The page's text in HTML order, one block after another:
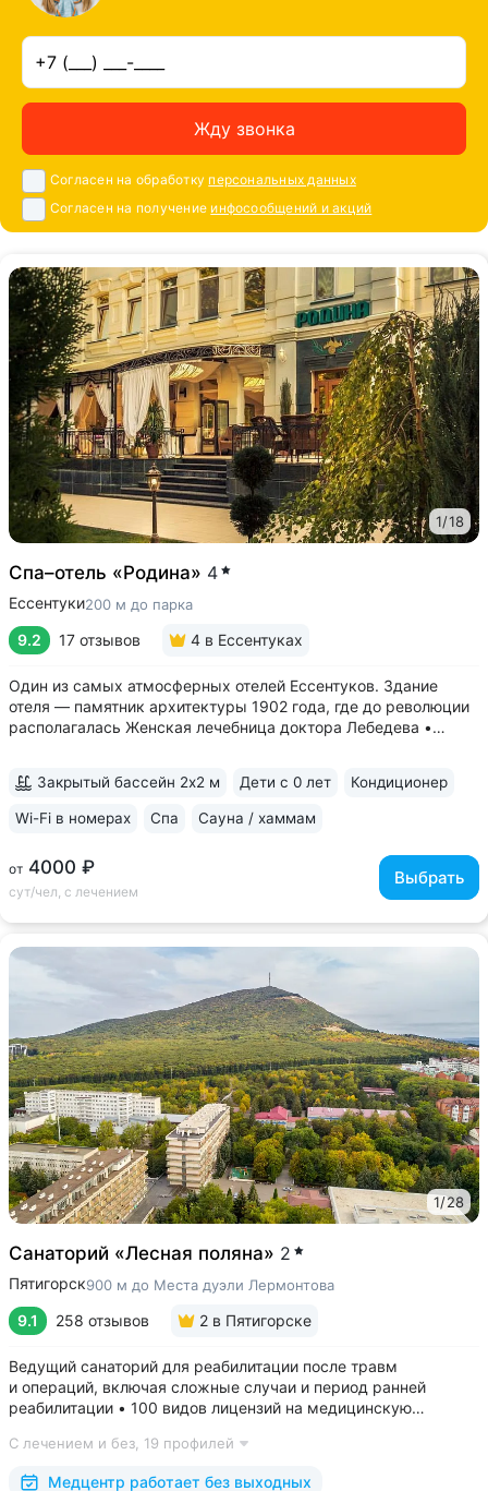
Жду звонка
Согласен на обработку персональных данных
Согласен на получение инфосообщений и акций
1/18
Спа–отель «Родина» 4
Ессентуки200 м до парка
9.2 17 отзывов 4 в Ессентуках
Один из самых атмосферных отелей Ессентуков. Здание
отеля — памятник архитектуры 1902 года, где до революции
располагалась Женская лечебница доктора Лебедева •
в ресторане отеля и приятные вкусные...
от 4000 ₽
сут/чел, с лечением
Выбрать
Закрытый бассейн 2х2 м Дети с 0 лет Кондиционер
Wi-Fi в номерах Спа Сауна / хаммам
1/28
Санаторий «Лесная поляна» 2
Пятигорск900 м до Места дуэли Лермонтова
9.1 258 отзывов 2 в Пятигорске
Ведущий санаторий для реабилитации после травм
и операций, включая сложные случаи и период ранней
реабилитации • 100 видов лицензий на медицинскую
Доступная среда для гостей на колясках: в номерах,
на территории, в столовой • Расположен...
С лечением и без, 19 профилей
Медцентр работает без выходных